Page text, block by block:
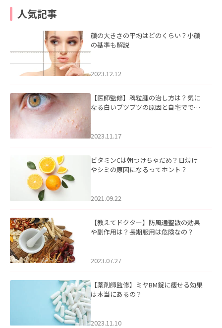
人気記事
顔の大きさの平均はどのくらい？小顔
の基準も解説
2023.12.12
【医師監修】稗粒腫の治し方は？気に
なる白いブツブツの原因と自宅ででき
2023.11.17
ビタミンCは朝つけちゃだめ？日焼け
やシミの原因になるってホント？
2021.09.22
【教えてドクター】防風通聖散の効果
や副作用は？長期服用は危険なの？
2023.07.27
【薬剤師監修】ミヤBM錠に痩せる効果
は本当にあるの？
2023.11.10